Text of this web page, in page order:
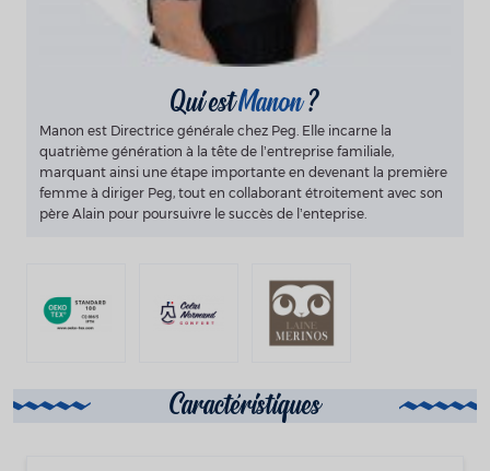
Qui estManon?
Manon est Directrice générale chez Peg. Elle incarne la
quatrième génération à la tête de l’entreprise familiale,
marquant ainsi une étape importante en devenant la première
femme à diriger Peg, tout en collaborant étroitement avec son
père Alain pour poursuivre le succès de l’enteprise.
Caractéristiques